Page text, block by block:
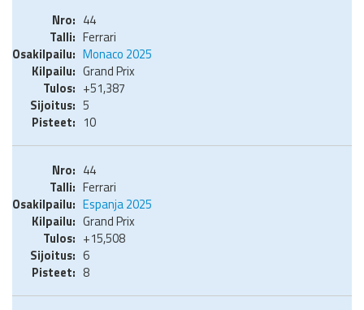
44
Ferrari
Monaco 2025
Grand Prix
+51,387
5
10
44
Ferrari
Espanja 2025
Grand Prix
+15,508
6
8